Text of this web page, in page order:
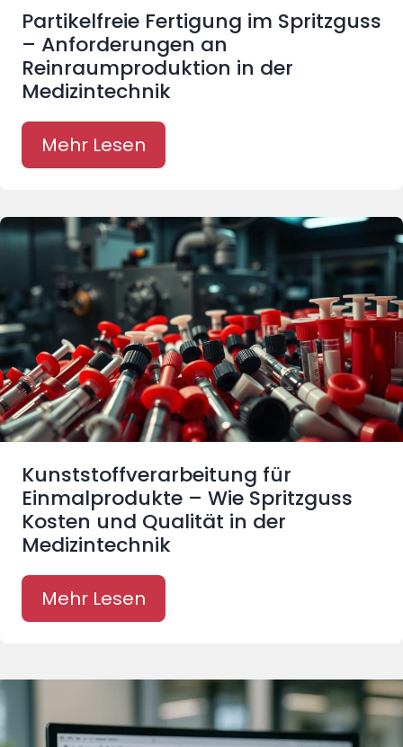
Partikelfreie Fertigung im Spritzguss
– Anforderungen an
Reinraumproduktion in der
Medizintechnik
Mehr Lesen
Kunststoffverarbeitung für
Einmalprodukte – Wie Spritzguss
Kosten und Qualität in der
Medizintechnik
Mehr Lesen